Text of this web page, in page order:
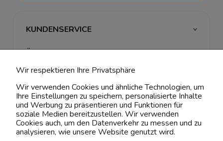
KUNDENSERVICE
ÜBER UNS & RECHTLICHES
MEIN ACCOUNT
BELIEBTE KATEGORIEN
Wir respektieren Ihre Privatsphäre
Wir verwenden Cookies und ähnliche Technologien, um
Ihre Einstellungen zu speichern, personalisierte Inhalte
und Werbung zu präsentieren und Funktionen für
soziale Medien bereitzustellen. Wir verwenden
Cookies auch, um den Datenverkehr zu messen und zu
analysieren, wie unsere Website genutzt wird.